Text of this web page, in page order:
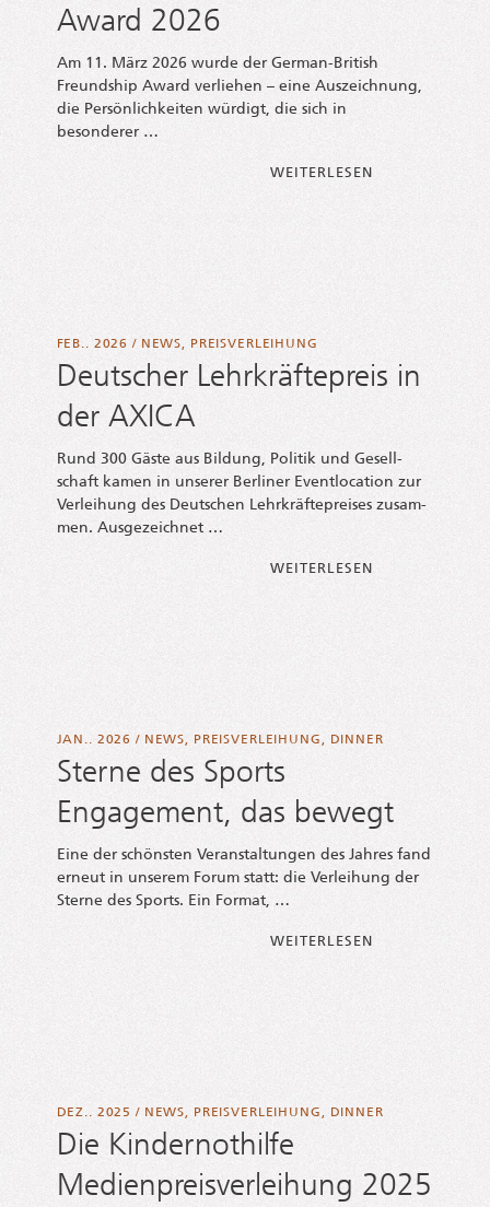
Award 2026
Am 11. März 2026 wur­de der Ger­­man-Bri­­tish
Freund­ship Award ver­lie­hen – eine Aus­zeich­nung,
die Per­sön­lich­kei­ten wür­digt, die sich in
besonderer …
WEI­TER­LE­SEN
FEB.. 2026 / NEWS, PREISVERLEIHUNG
Deutscher Lehrkräftepreis in
der AXICA
Rund 300 Gäs­te aus Bil­dung, Poli­tik und Gesell­
schaft kamen in unse­rer Ber­li­ner Event­lo­ca­ti­on zur
Ver­lei­hung des Deut­schen Lehr­kräf­te­prei­ses zusam­
men. Ausgezeichnet …
WEI­TER­LE­SEN
JAN.. 2026 / NEWS, PREISVERLEIHUNG, DINNER
Sterne des Sports
Engagement, das bewegt
Eine der schöns­ten Ver­an­stal­tun­gen des Jah­res fand
erneut in unse­rem Forum statt: die Ver­lei­hung der
Ster­ne des Sports. Ein Format, …
WEI­TER­LE­SEN
DEZ.. 2025 / NEWS, PREISVERLEIHUNG, DINNER
Die Kindernothilfe
Medienpreisverleihung 2025